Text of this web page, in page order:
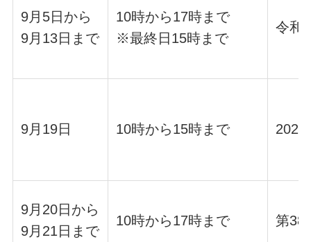
9月5日から
9月13日まで
10時から17時まで
※最終日15時まで
令和
9月19日 10時から15時まで 2026
9月20日から
9月21日まで
10時から17時まで 第38